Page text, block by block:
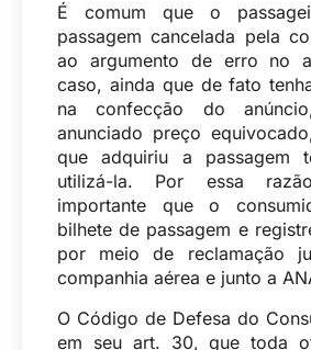
É comum que o
passagem cancelada pela
ao argumento de erro no
caso, ainda que de fato
na confecção do
anunciado preço
que adquiriu a passagem
utilizá-la. Por essa
importante que o
bilhete de passagem e
por meio de reclamação
companhia aérea e junto a
O Código de Defesa do
em seu art. 30, que toda